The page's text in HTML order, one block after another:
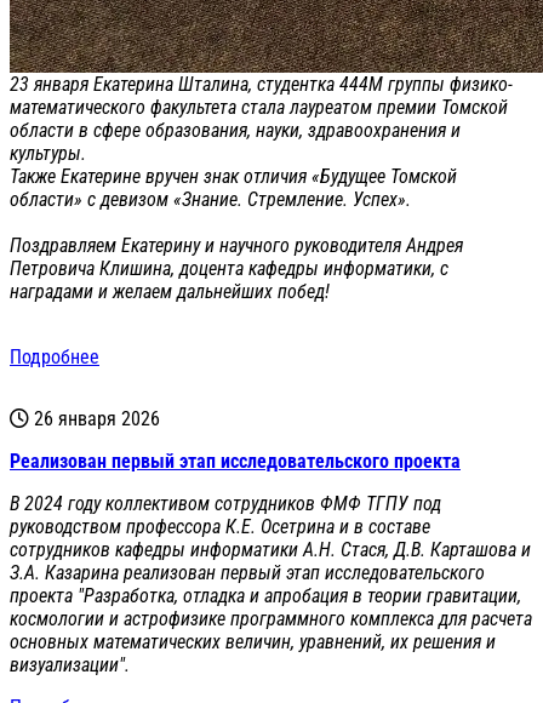
23 января Екатерина Шталина, студентка 444М группы физико-
математического факультета стала лауреатом премии Томской
области в сфере образования, науки, здравоохранения и
культуры.
Также Екатерине вручен знак отличия «Будущее Томской
области» с девизом «Знание. Стремление. Успех».
Поздравляем Екатерину и научного руководителя Андрея
Петровича Клишина, доцента кафедры информатики, с
наградами и желаем дальнейших побед!
Подробнее
26 января 2026
Реализован первый этап исследовательского проекта
В 2024 году коллективом сотрудников ФМФ ТГПУ под
руководством профессора К.Е. Осетрина и в составе
сотрудников кафедры информатики А.Н. Стася, Д.В. Карташова и
З.А. Казарина реализован первый этап исследовательского
проекта "Разработка, отладка и апробация в теории гравитации,
космологии и астрофизике программного комплекса для расчета
основных математических величин, уравнений, их решения и
визуализации".